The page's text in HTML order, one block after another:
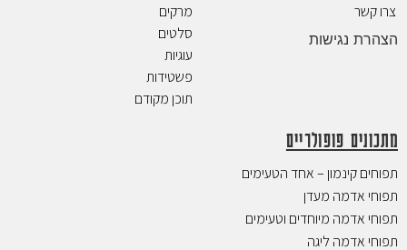
צרו קשר
הצהרת נגישות
מרקים
סלטים
עוגיות
פשטידות
תוכן מקודם
מתכונים פופולריים
תפוחים קינמון – אחד הטעימים
תפוחי אדמה מעדן
תפוחי אדמה מיוחדים וטעימים
תפוחי אדמה ליגה